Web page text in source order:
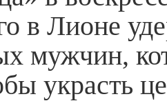
в Лионе
мужчин,
украсть